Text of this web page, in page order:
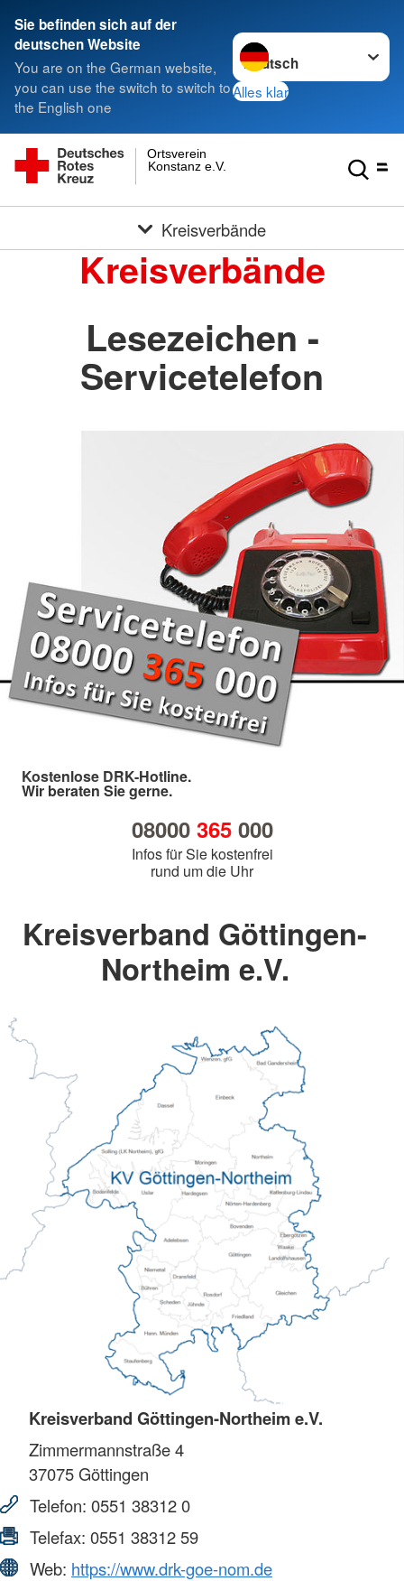
Sie befinden sich auf der
deutschen Website
You are on the German website,
you can use the switch to switch to
the English one
Sprache wechseln zu
Alles klar
Konstanz e.V.
Ortsverein
Kreisverbände
Kreisverbände
Lesezeichen -
Servicetelefon
Kostenlose DRK-Hotline.
Wir beraten Sie gerne.
08000 365000
Infos für Sie kostenfrei
rund um die Uhr
Kreisverband Göttingen-
Northeim e.V.
Kreisverband Göttingen-Northeim e.V.
Zimmermannstraße 4
37075Göttingen
Telefon: 0551 38312 0
Telefax: 0551 38312 59
Web: https://www.drk-goe-nom.de